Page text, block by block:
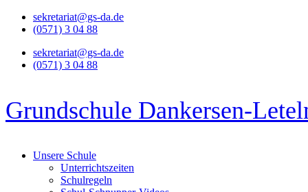
sekretariat@gs-da.de
(0571) 3 04 88
sekretariat@gs-da.de
(0571) 3 04 88
Grundschule Dankersen-
Unsere Schule
Unterrichtszeiten
Schulregeln